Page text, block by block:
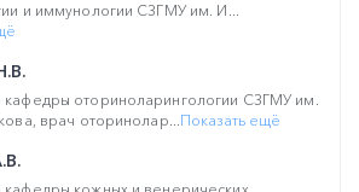
и иммунологии СЗГМУ им. И...
оториноларингологии СЗГМУ им.
врач оторинолар...Показать ещё